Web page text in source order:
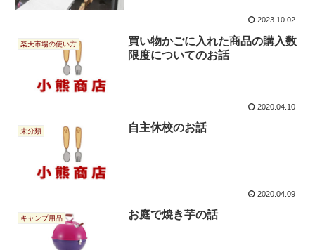
2023.10.02
楽天市場の使い方
買い物かごに入れた商品の購入数
限度についてのお話
2020.04.10
未分類 自主休校のお話
2020.04.09
キャンプ用品 お庭で焼き芋の話